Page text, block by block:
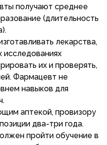
получают среднее
(длительность
лекарства,
исследованиях
их и проверять,
Фармацевт не
навыков для
аптекой, провизору
два-три года.
пройти обучение в